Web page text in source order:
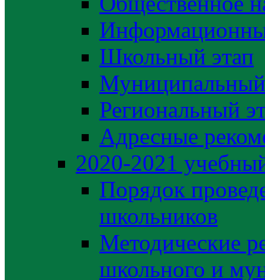
Школьный этап
Муниципальный
Региональный
Адресные
2020-2021
Порядок
школьников
Методические
школьного и